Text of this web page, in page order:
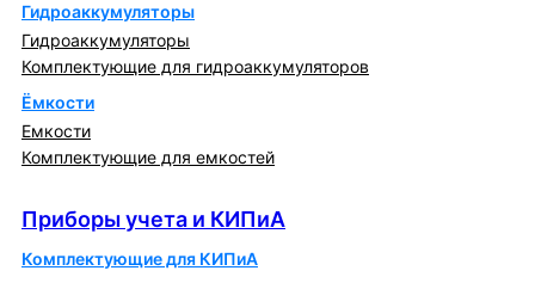
Гидроаккумуляторы
Гидроаккумуляторы
Комплектующие для гидроаккумуляторов
Ёмкости
Емкости
Комплектующие для емкостей
Приборы учета и КИПиА
Комплектующие для КИПиА